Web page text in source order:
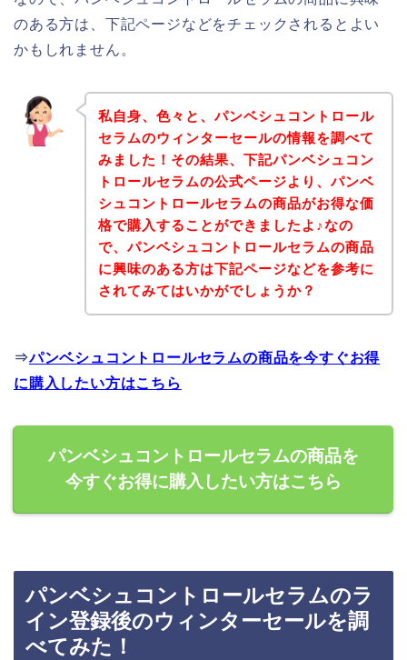
のある方は、下記ページなどをチェックされるとよい
かもしれません。
私自身、色々と、パンベシュコントロール
セラムのウィンターセールの情報を調べて
みました！その結果、下記パンベシュコン
トロールセラムの公式ページより、パンベ
シュコントロールセラムの商品がお得な価
格で購入することができましたよ♪なの
で、パンベシュコントロールセラムの商品
に興味のある方は下記ページなどを参考に
されてみてはいかがでしょうか？
⇒パンベシュコントロールセラムの商品を今すぐお得
に購入したい方はこちら
パンベシュコントロールセラムの商品を
今すぐお得に購入したい方はこちら
パンベシュコントロールセラムのラ
イン登録後のウィンターセールを調
べてみた！